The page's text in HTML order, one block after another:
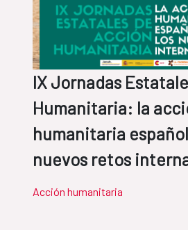
IX Jornadas
Humanitaria: la
humanitaria
nuevos retos
Acción humanitaria